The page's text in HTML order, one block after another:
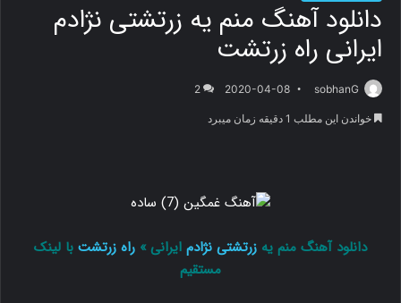
ی
دانلود آهنگ منم یه زرتشتی نژادم
ایرانی راه زرتشت
sobhanG
2020-04-08
2
خواندن این مطلب 1 دقیقه زمان میبرد
دانلود آهنگ منم یه زرتشتی نژادم ایرانی » راه زرتشت با لینک
مستقیم